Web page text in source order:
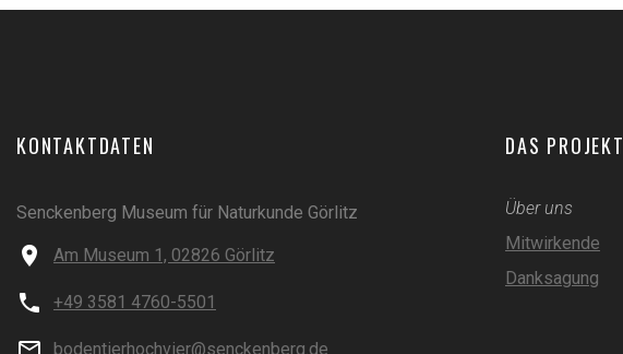
KONTAKTDATEN
Senckenberg Museum für Naturkunde Görlitz
Am Museum 1, 02826 Görlitz
+49 3581 4760-5501
bodentierhochvier@senckenberg.de
DAS PROJEKT
Über uns
Mitwirkende
Danksagung